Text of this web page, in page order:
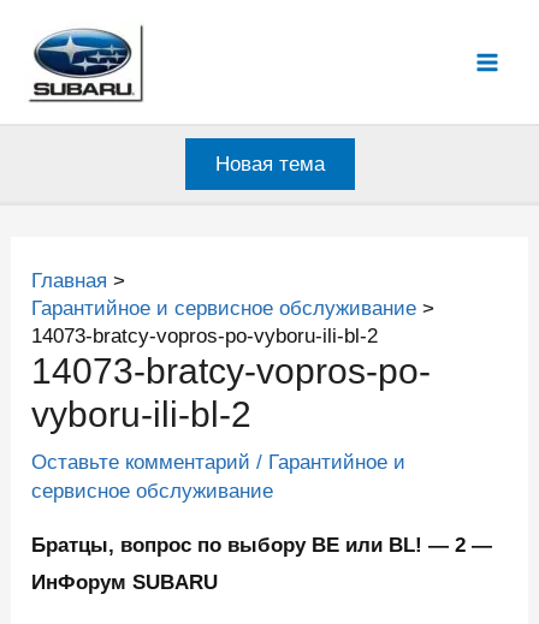
содержимому
Новая тема
Главная
Гарантийное и сервисное обслуживание
14073-bratcy-vopros-po-vyboru-ili-bl-2
14073-bratcy-vopros-po-
vyboru-ili-bl-2
Оставьте комментарий / Гарантийное и
сервисное обслуживание
Братцы, вопрос по выбору BE или BL! — 2 —
ИнФорум SUBARU